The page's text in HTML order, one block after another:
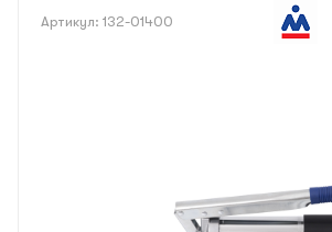
Артикул: 132-01400